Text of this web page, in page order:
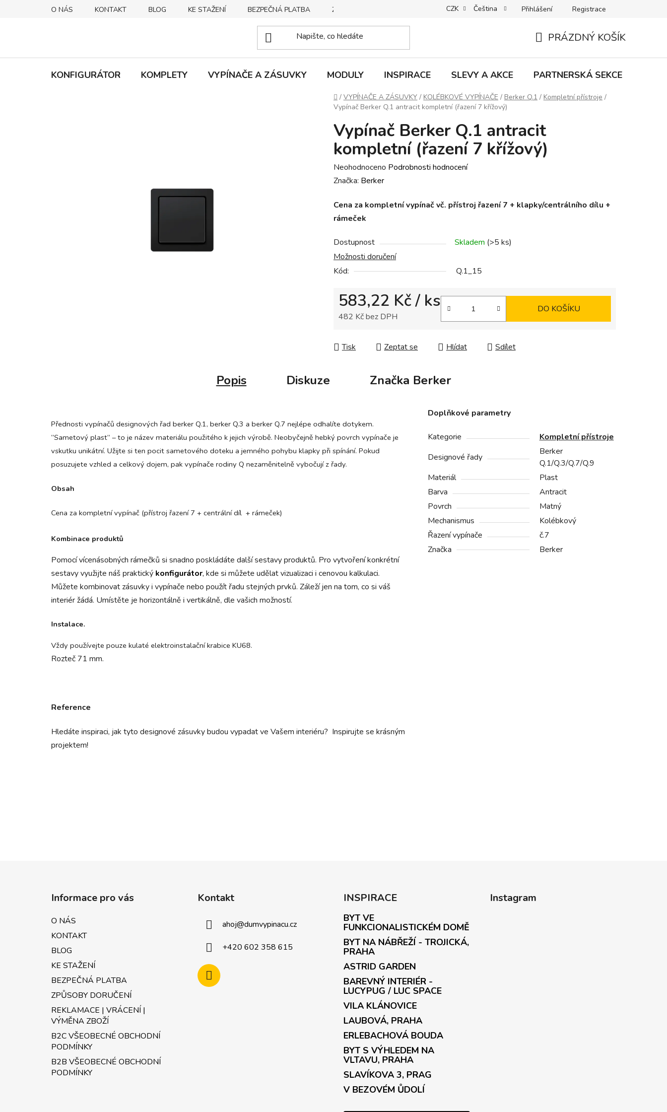
O NÁS KONTAKT BLOG KE STAŽENÍ BEZPEČNÁ PLATBA ZPŮSOBY DORUČENÍ REKLAMACE | VRÁCENÍ | VÝMĚNA ZBOŽÍ B2C VŠEOBECNÉ
CZK Čeština Přihlášení Registrace
KOŠÍK
PRÁZDNÝ KOŠÍK
KONFIGURÁTOR KOMPLETY VYPÍNAČE A ZÁSUVKY MODULY INSPIRACE SLEVY A AKCE PARTNERSKÁ SEKCE
Domů
/ VYPÍNAČE A ZÁSUVKY / KOLÉBKOVÉ VYPÍNAČE / Berker Q.1 / Kompletní přístroje /
Vypínač Berker Q.1 antracit kompletní (řazení 7 křížový)
Vypínač Berker Q.1 antracit
kompletní (řazení 7 křížový)
Průměrné
hodnocení
je
0,0
5
hvězdiček.
Neohodnoceno Podrobnosti hodnocení
Značka: Berker
Cena za kompletní vypínač vč. přístroj řazení 7 + klapky/centrálního dílu +
rámeček
Dostupnost Skladem (>5 ks)
Možnosti doručení
Kód:
Q.1_15
583,22 Kč/ ks
482 Kč bez DPH
DO KOŠÍKU
Tisk Zeptat se Hlídat Sdílet
Popis Diskuze Značka Berker
Přednosti vypínačů designových řad berker Q.1, berker Q.3 a berker Q.7 nejlépe odhalíte dotykem.
”Sametový plast” – to je název materiálu použitého k jejich výrobě. Neobyčejně hebký povrch vypínače je
vskutku unikátní. Užijte si ten pocit sametového doteku a jemného pohybu klapky při spínání. Pokud
posuzujete vzhled a celkový dojem, pak vypínače rodiny Q nezaměnitelně vybočují z řady.
Obsah
Cena za kompletní vypínač (přístroj řazení 7 + centrální díl + rámeček)
Kombinace produktů
Pomocívícenásobných rámečků si snadno poskládáte další sestavy produktů. Pro vytvoření konkrétní
sestavy využijte náš praktický konfigurátor, kde si můžete udělat vizualizaci i cenovou kalkulaci.
Můžete kombinovat zásuvky i vypínače nebo použít řadu stejných prvků. Záleží jen na tom, co si váš
interiér žádá. Umístěte je horizontálně i vertikálně, dle vašich možností.
Instalace.
Vždy používejte pouze kulaté elektroinstalační krabice KU68.
Rozteč 71 mm.
Reference
Hledáte inspiraci, jak tyto designové zásuvky budou vypadat ve Vašem interiéru? Inspirujte se krásným
projektem!
Doplňkové parametry
Kategorie
Kompletní přístroje
Designové řady
Berker
Q.1/Q.3/Q.7/Q.9
Materiál
Plast
Barva
Antracit
Povrch
Matný
Mechanismus
Kolébkový
Řazení vypínače
č.7
Značka
Berker
Informace pro vás
O NÁS
KONTAKT
BLOG
KE STAŽENÍ
BEZPEČNÁ PLATBA
ZPŮSOBY DORUČENÍ
REKLAMACE | VRÁCENÍ |
VÝMĚNA ZBOŽÍ
B2C VŠEOBECNÉ OBCHODNÍ
PODMÍNKY
B2B VŠEOBECNÉ OBCHODNÍ
PODMÍNKY
Kontakt
ahoj@dumvypinacu.cz
+420 602 358 615
INSPIRACE
BYT VE
FUNKCIONALISTICKÉM DOMĚ
BYT NA NÁBŘEŽÍ - TROJICKÁ,
PRAHA
ASTRID GARDEN
BAREVNÝ INTERIÉR -
LUCYPUG / LUC SPACE
VILA KLÁNOVICE
LAUBOVÁ, PRAHA
ERLEBACHOVÁ BOUDA
BYT S VÝHLEDEM NA
VLTAVU, PRAHA
SLAVÍKOVA 3, PRAG
V BEZOVÉM ŮDOLÍ
Instagram